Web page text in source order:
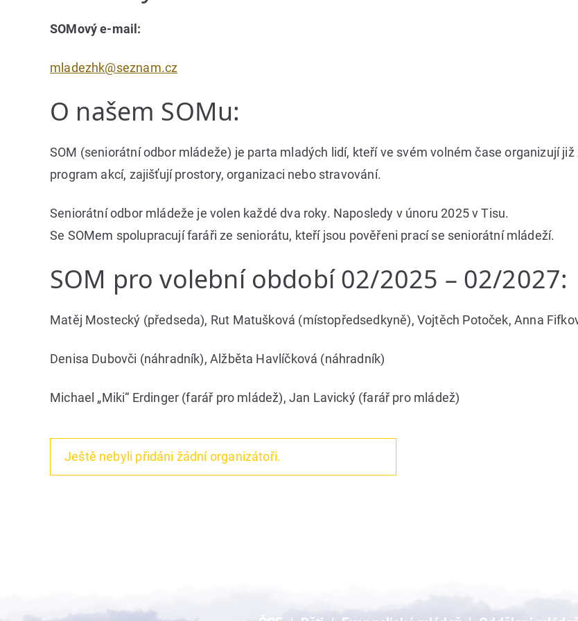
SOMový e-mail:
mladezhk@seznam.cz
O našem SOMu:
SOM (seniorátní odbor mládeže) je parta mladých lidí, kteří ve svém volném čase organizují
program akcí, zajišťují prostory, organizaci nebo stravování.
Seniorátní odbor mládeže je volen každé dva roky. Naposledy v únoru 2025 v Tisu.
Se SOMem spolupracují faráři ze seniorátu, kteří jsou pověřeni prací se seniorátní mládeží.
SOM pro volební období 02/2025 – 02/2027:
Matěj Mostecký (předseda), Rut Matušková (místopředsedkyně), Vojtěch Potoček, Anna
Denisa Dubovči (náhradník), Alžběta Havlíčková (náhradník)
Michael „Miki“ Erdinger (farář pro mládež), Jan Lavický (farář pro mládež)
Ještě nebyli přidáni žádní organizátoři.